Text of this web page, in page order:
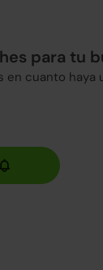
para tu
en cuanto